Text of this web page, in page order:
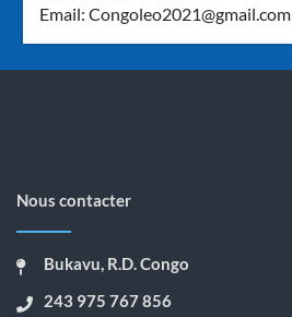
Email:Congoleo2021@gmail.com
Nous contacter
Bukavu, R.D. Congo
243 975 767 856